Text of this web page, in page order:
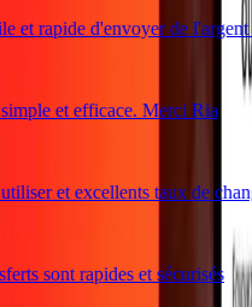
et rapide d'envoyer de l'argent
et efficace. Merci Ria
et excellents taux de
sont rapides et sécurisés